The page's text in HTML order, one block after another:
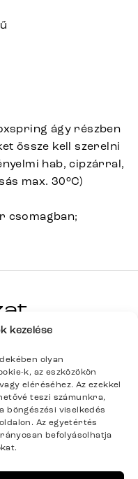
kezelése
olyan
k, az eszközökön
eléréséhez. Az ezekkel
teszi számunkra,
böngészési viselkedés
Az egyetértés
befolyásolhatja
ágy részben
össze kell szerelni
hab, cipzárral,
max. 30°C)
csomagban;
sorozat részletei